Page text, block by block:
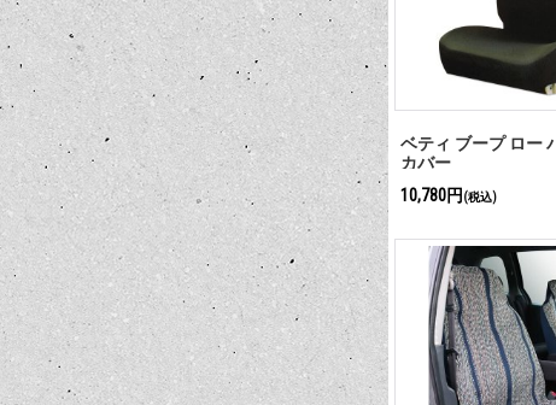
ベティ ブープ ロー
カバー
10,780円 (税込)